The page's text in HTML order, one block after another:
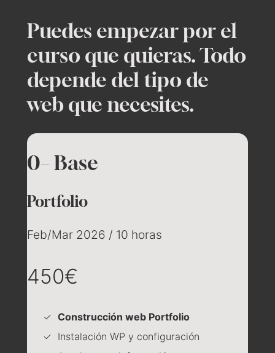
Puedes empezar por el
curso que quieras. Todo
depende del tipo de
web que necesites.
0– Base
Portfolio
Feb/Mar 2026 / 10 horas
450€
Construcción web Portfolio
Instalación WP y configuración